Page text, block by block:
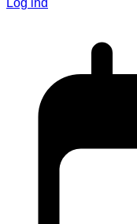
Log ind